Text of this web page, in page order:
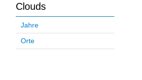
Clouds
Jahre
Orte